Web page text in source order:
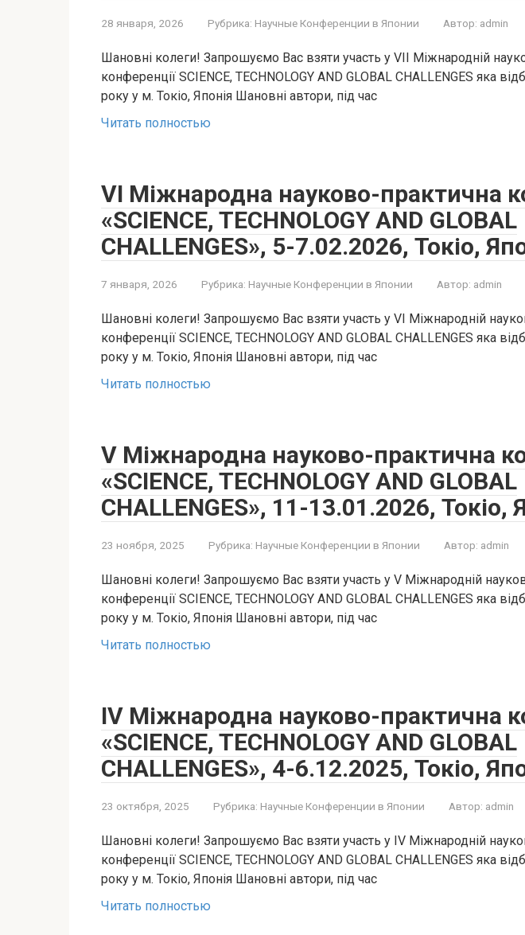
28 января, 2026 Рубрика: Научные Конференции в Японии Автор: admin
Шановні колеги! Запрошуємо Вас взяти участь у VII Міжнародній
конференції SCIENCE, TECHNOLOGY AND GLOBAL CHALLENGES яка
року у м. Токіо, Японія Шановні автори, під час
Читать полностью
VI Міжнародна науково-практична
«SCIENCE, TECHNOLOGY AND GLOBAL
CHALLENGES», 5-7.02.2026, Токіо,
7 января, 2026 Рубрика: Научные Конференции в Японии Автор: admin
Шановні колеги! Запрошуємо Вас взяти участь у VI Міжнародній
конференції SCIENCE, TECHNOLOGY AND GLOBAL CHALLENGES яка
року у м. Токіо, Японія Шановні автори, під час
Читать полностью
V Міжнародна науково-практична
«SCIENCE, TECHNOLOGY AND GLOBAL
CHALLENGES», 11-13.01.2026, Токіо,
23 ноября, 2025 Рубрика: Научные Конференции в Японии Автор: admin
Шановні колеги! Запрошуємо Вас взяти участь у V Міжнародній
конференції SCIENCE, TECHNOLOGY AND GLOBAL CHALLENGES яка
року у м. Токіо, Японія Шановні автори, під час
Читать полностью
IV Міжнародна науково-практична
«SCIENCE, TECHNOLOGY AND GLOBAL
CHALLENGES», 4-6.12.2025, Токіо,
23 октября, 2025 Рубрика: Научные Конференции в Японии Автор: admin
Шановні колеги! Запрошуємо Вас взяти участь у IV Міжнародній
конференції SCIENCE, TECHNOLOGY AND GLOBAL CHALLENGES яка
року у м. Токіо, Японія Шановні автори, під час
Читать полностью